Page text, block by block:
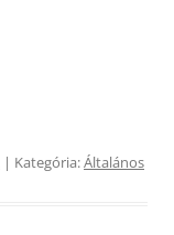
| Kategória:Általános